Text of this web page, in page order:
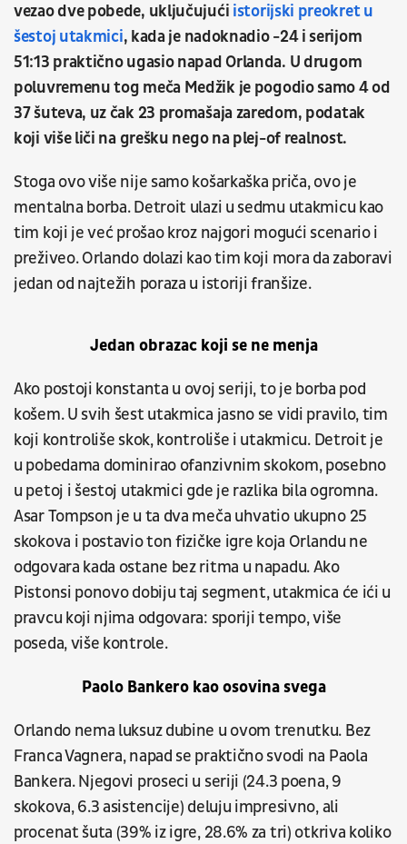
vezao dve pobede, uključujući istorijski preokret u
šestoj utakmici, kada je nadoknadio -24 i serijom
51:13 praktično ugasio napad Orlanda. U drugom
poluvremenu tog meča Medžik je pogodio samo 4 od
37 šuteva, uz čak 23 promašaja zaredom, podatak
koji više liči na grešku nego na plej-of realnost.
Stoga ovo više nije samo košarkaška priča, ovo je
mentalna borba. Detroit ulazi u sedmu utakmicu kao
tim koji je već prošao kroz najgori mogući scenario i
preživeo. Orlando dolazi kao tim koji mora da zaboravi
jedan od najtežih poraza u istoriji franšize.
Jedan obrazac koji se ne menja
Ako postoji konstanta u ovoj seriji, to je borba pod
košem. U svih šest utakmica jasno se vidi pravilo, tim
koji kontroliše skok, kontroliše i utakmicu. Detroit je
u pobedama dominirao ofanzivnim skokom, posebno
u petoj i šestoj utakmici gde je razlika bila ogromna.
Asar Tompson je u ta dva meča uhvatio ukupno 25
skokova i postavio ton fizičke igre koja Orlandu ne
odgovara kada ostane bez ritma u napadu. Ako
Pistonsi ponovo dobiju taj segment, utakmica će ići u
pravcu koji njima odgovara: sporiji tempo, više
poseda, više kontrole.
Paolo Bankero kao osovina svega
Orlando nema luksuz dubine u ovom trenutku. Bez
Franca Vagnera, napad se praktično svodi na Paola
Bankera. Njegovi proseci u seriji (24.3 poena, 9
skokova, 6.3 asistencije) deluju impresivno, ali
procenat šuta (39% iz igre, 28.6% za tri) otkriva koliko